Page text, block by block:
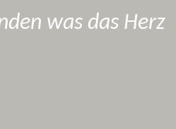
was das Herz